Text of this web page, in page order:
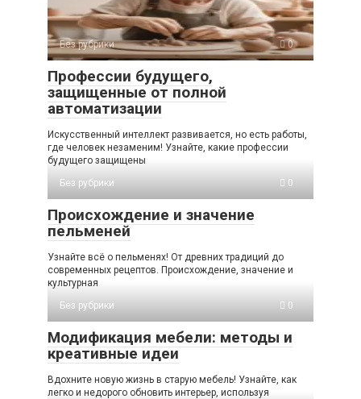
Без рубрики 0
Профессии будущего,
защищенные от полной
автоматизации
Искусственный интеллект развивается, но есть работы,
где человек незаменим! Узнайте, какие профессии
будущего защищены
Без рубрики
0
Происхождение и значение
пельменей
Узнайте всё о пельменях! От древних традиций до
современных рецептов. Происхождение, значение и
культурная
Без рубрики
0
Модификация мебели: методы и
креативные идеи
Вдохните новую жизнь в старую мебель! Узнайте, как
легко и недорого обновить интерьер, используя